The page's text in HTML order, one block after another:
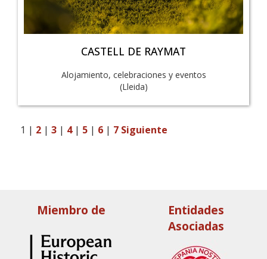
CASTELL DE RAYMAT
Alojamiento, celebraciones y eventos
(Lleida)
1 | 2 | 3 | 4| 5 | 6 | 7 Siguiente
Miembro de
Entidades
Asociadas